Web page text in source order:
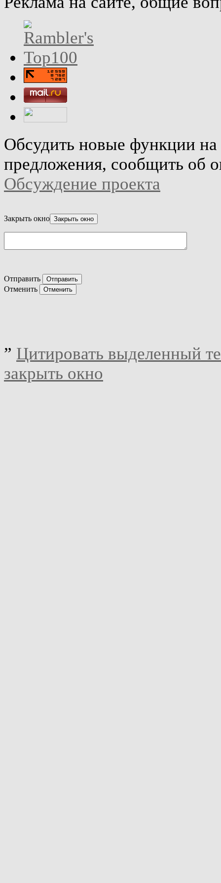
Обсудить новые функции на
предложения, сообщить об
Обсуждение проекта
Закрыть окно
Отправить
Отменить
” Цитировать выделенный
закрыть окно